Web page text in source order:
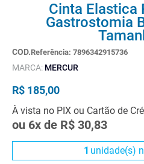
Cinta Elastica
Gastrostomia
Referência: 7896342915736
MARCA: MERCUR
R$ 185,00
À vista no PIX ou Cartão de
ou 6x de R$ 30,83
1 unidade(s)
andadores
meia compressao
3º
cadeira rodas
4º
cadeira higienica
5º
munique
6º
tipoia
8º
imobilizador joelho